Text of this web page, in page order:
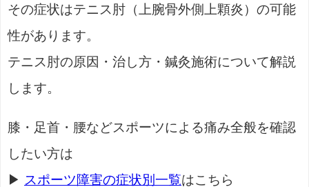
その症状はテニス肘（上腕骨外側上顆炎）の可能
性があります。
テニス肘の原因・治し方・鍼灸施術について解説
します。
膝・足首・腰などスポーツによる痛み全般を確認
したい方は
▶
スポーツ障害の症状別一覧はこちら